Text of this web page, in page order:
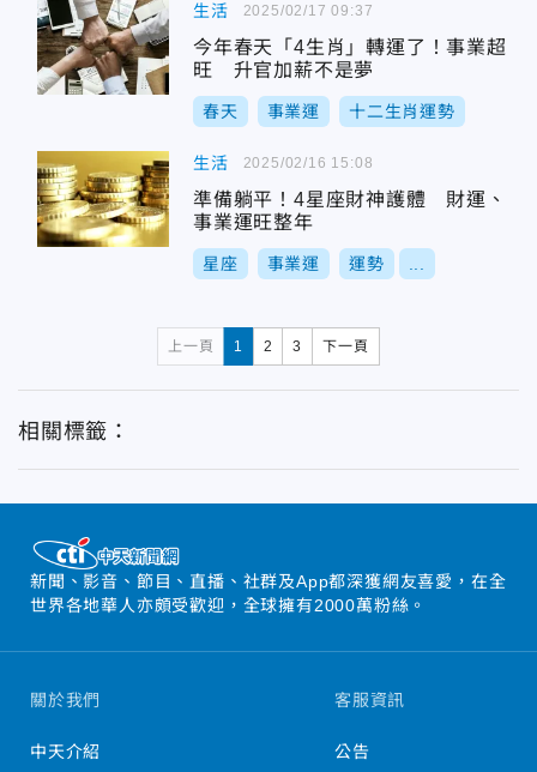
生活
今年春天「4生肖」轉運了！事業超
旺 升官加薪不是夢
春天 事業運 十二生肖運勢
2025/02/17 09:37
生活
準備躺平！4星座財神護體 財運、
事業運旺整年
星座 事業運 運勢
2025/02/16 15:08
上一頁 1 2 3 下一頁
相關標籤：
新聞、影音、節目、直播、社群及App都深獲網友喜愛，在全
世界各地華人亦頗受歡迎，全球擁有2000萬粉絲。
關於我們
中天介紹
客服資訊
公告